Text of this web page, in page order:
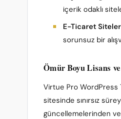
içerik odaklı
E-Ticaret
sorunsuz bir
Ömür Boyu Lisans
Virtue Pro WordPress
sitesinde sınırsız
güncellemelerinden